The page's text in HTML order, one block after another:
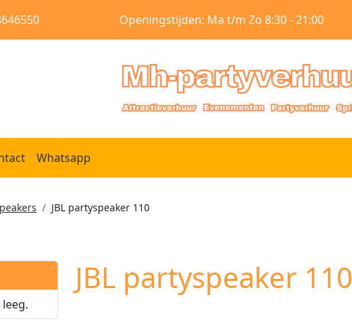
Openingstijden: Ma t/m Zo 8:30 - 21:00
Whatsapp
JBL partyspeaker 110
JBL partyspeaker 110